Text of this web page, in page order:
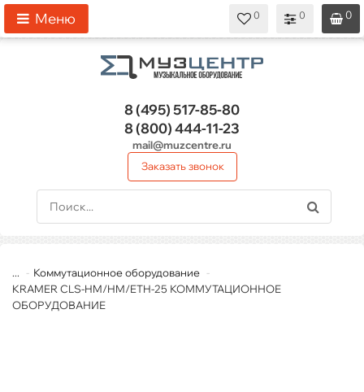
0
0
0
Меню
8 (495)517-85-80
8 (800)444-11-23
mail@muzcentre.ru
Заказать звонок
...
Коммутационное оборудование
KRAMER CLS-HM/HM/ETH-25 КОММУТАЦИОННОЕ
ОБОРУДОВАНИЕ